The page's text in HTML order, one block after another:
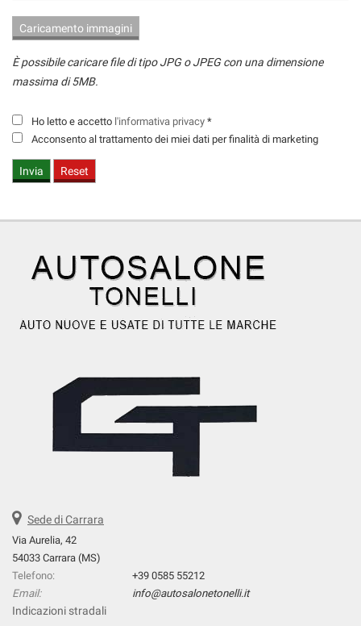
È possibile caricare file di tipo JPG o JPEG con una dimensione
massima di 5MB.
Ho letto e accetto l'informativa privacy *
Acconsento al trattamento dei miei dati per finalità di marketing
Sede di Carrara
Via Aurelia, 42
54033 Carrara (MS)
Telefono:
+39 0585 55212
Email:
info@autosalonetonelli.it
Indicazioni stradali